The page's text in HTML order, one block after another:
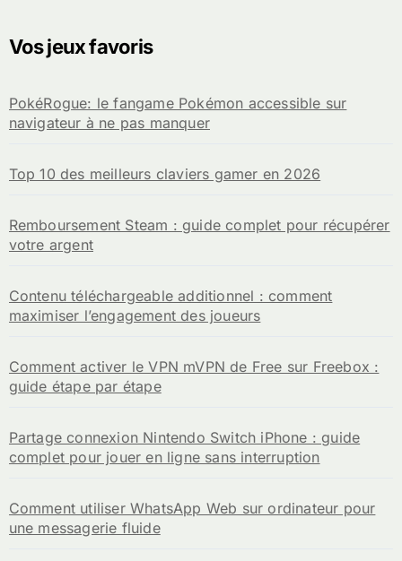
r
c
e
r
Vos jeux favoris
PokéRogue: le fangame Pokémon accessible sur
navigateur à ne pas manquer
Top 10 des meilleurs claviers gamer en 2026
Remboursement Steam : guide complet pour récupérer
votre argent
Contenu téléchargeable additionnel : comment
maximiser l’engagement des joueurs
Comment activer le VPN mVPN de Free sur Freebox :
guide étape par étape
Partage connexion Nintendo Switch iPhone : guide
complet pour jouer en ligne sans interruption
Comment utiliser WhatsApp Web sur ordinateur pour
une messagerie fluide